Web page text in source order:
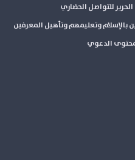
للتواصل الحضاري
بالإسلام وتعليمهم وتأهيل المعرفين
الدعوي